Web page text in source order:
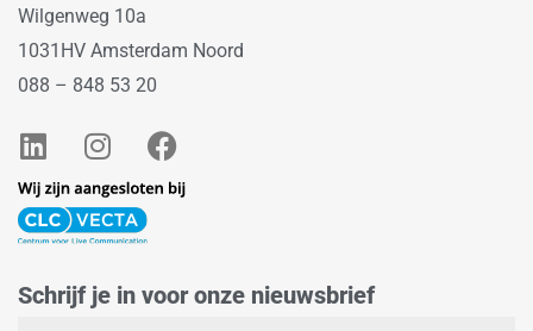
Wilgenweg 10a
1031HV Amsterdam Noord
088 – 848 53 20
L
i
n
k
d
I
n
s
t
g
F
a
c
o
Schrijf je in voor onze nieuwsbrief